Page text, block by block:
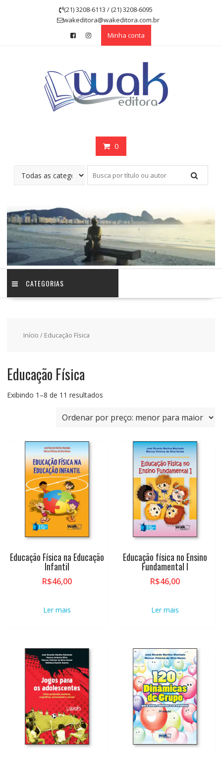
(21) 3208-6113 / (21) 3208-6095
wakeditora@wakeditora.com.br
Minha conta
0
CATEGORIAS
Início / Educação Física
Educação Física
Exibindo 1–8 de 11 resultadosClassificado
preço:
Educação Física na Educação
Infantil
R$46,00
Ler mais
Educação física no Ensino
Fundamental I
R$46,00
Ler mais